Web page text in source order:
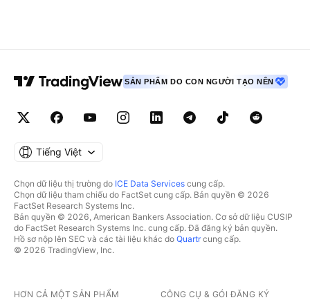
SẢN PHẨM DO CON NGƯỜI TẠO NÊN
Tiếng Việt
Chọn dữ liệu thị trường do ICE Data Services cung cấp.
Chọn dữ liệu tham chiếu do FactSet cung cấp. Bản quyền © 2026
FactSet Research Systems Inc.
Bản quyền © 2026, American Bankers Association. Cơ sở dữ liệu CUSIP
do FactSet Research Systems Inc. cung cấp. Đã đăng ký bản quyền.
Hồ sơ nộp lên SEC và các tài liệu khác do Quartrcung cấp.
© 2026 TradingView, Inc.
HƠN CẢ MỘT SẢN PHẨM CÔNG CỤ & GÓI ĐĂNG KÝ